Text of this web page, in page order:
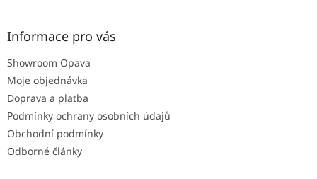
Informace pro vás
Showroom Opava
Moje objednávka
Doprava a platba
Podmínky ochrany osobních údajů
Obchodní podmínky
Odborné články